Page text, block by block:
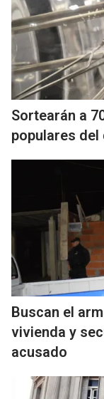
Sortearán a
populares del
Buscan el
vivienda y
acusado